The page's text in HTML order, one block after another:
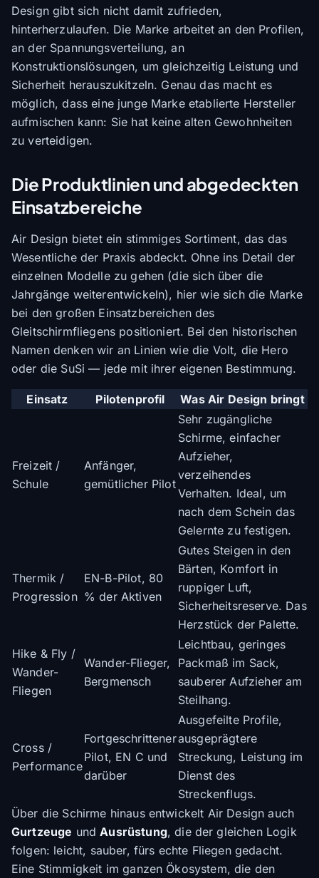
Design gibt sich nicht damit zufrieden,
hinterherzulaufen. Die Marke arbeitet an den Profilen,
an der Spannungsverteilung, an
Konstruktionslösungen, um gleichzeitig Leistung und
Sicherheit herauszukitzeln. Genau das macht es
möglich, dass eine junge Marke etablierte Hersteller
aufmischen kann: Sie hat keine alten Gewohnheiten
zu verteidigen.
Die Produktlinien und abgedeckten
Einsatzbereiche
Air Design bietet ein stimmiges Sortiment, das das
Wesentliche der Praxis abdeckt. Ohne ins Detail der
einzelnen Modelle zu gehen (die sich über die
Jahrgänge weiterentwickeln), hier wie sich die Marke
bei den großen Einsatzbereichen des
Gleitschirmfliegens positioniert. Bei den historischen
Namen denken wir an Linien wie die Volt, die Hero
oder die SuSi — jede mit ihrer eigenen Bestimmung.
Einsatz Pilotenprofil Was Air Design bringt
Freizeit /
Schule
Anfänger,
gemütlicher Pilot
Sehr zugängliche
Schirme, einfacher
Aufzieher,
verzeihendes
Verhalten. Ideal, um
nach dem Schein das
Gelernte zu festigen.
Thermik /
Progression
EN-B-Pilot, 80
% der Aktiven
Gutes Steigen in den
Bärten, Komfort in
ruppiger Luft,
Sicherheitsreserve. Das
Herzstück der Palette.
Hike & Fly /
Wander-
Fliegen
Wander-Flieger,
Bergmensch
Leichtbau, geringes
Packmaß im Sack,
sauberer Aufzieher am
Steilhang.
Cross /
Performance
Fortgeschrittener
Pilot, EN C und
darüber
Ausgefeilte Profile,
ausgeprägtere
Streckung, Leistung im
Dienst des
Streckenflugs.
Über die Schirme hinaus entwickelt Air Design auch
Gurtzeuge undAusrüstung, die der gleichen Logik
folgen: leicht, sauber, fürs echte Fliegen gedacht.
Eine Stimmigkeit im ganzen Ökosystem, die den